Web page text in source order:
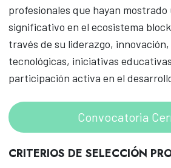
profesionales que hayan
significativo en el ecosistema
través de su liderazgo,
tecnológicas, iniciativas
participación activa en el
Convocatoria
CRITERIOS DE SELECCIÓN